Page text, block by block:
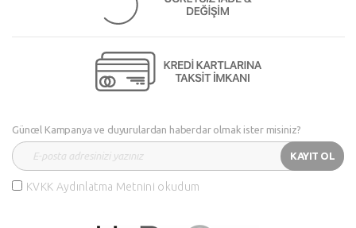
Güncel Kampanya ve duyurulardan haberdar olmak ister misiniz?
KAYIT OL
KVKK Aydınlatma Metnini okudum